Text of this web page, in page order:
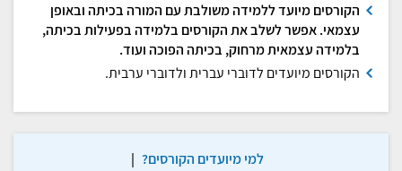
הקורסים מיועד ללמידה משולבת עם המורה בכיתה ובאופן
עצמאי. אפשר לשלב את הקורסים בלמידה בפעילות בכיתה,
בלמידה עצמאית מרחוק, בכיתה הפוכה ועוד.
הקורסים מיועדים לדוברי עברית ולדוברי ערבית.
למי מיועדים הקורסים? |